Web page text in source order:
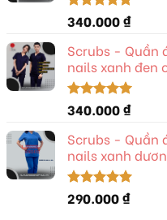
Được xếp
hạng 5.00
5 sao
340.000₫
Scrubs - Quần
nails xanh đen
Được xếp
hạng 5.00
5 sao
340.000₫
Scrubs - Quần
nails xanh
Được xếp
hạng5.00
290.000₫